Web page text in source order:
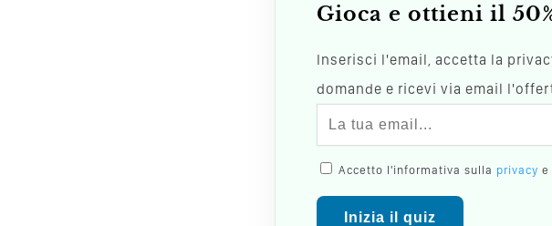
Gioca e ottieni il
Inserisci l'email, accetta la
domande e ricevi via email
Accetto l'informativa sulla privacy e
Inizia il quiz